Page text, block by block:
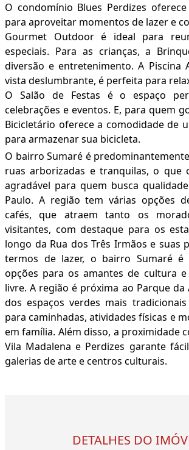
O condomínio Blues Perdizes
para aproveitar momentos de lazer e
Gourmet Outdoor é ideal para
especiais. Para as crianças, a
diversão e entretenimento. A Piscina
vista deslumbrante, é perfeita para
O Salão de Festas é o espaço
celebrações e eventos. E, para quem
Bicicletário oferece a comodidade de
para armazenar sua bicicleta.
O bairro Sumaré é
ruas arborizadas e tranquilas, o que
agradável para quem busca
Paulo. A região tem várias opções
cafés, que atraem tanto os
visitantes, com destaque para os
longo da Rua dos Três Irmãos e suas
termos de lazer, o bairro Sumaré é
opções para os amantes de cultura
livre. A região é próxima ao Parque da
dos espaços verdes mais
para caminhadas, atividades físicas e
em família. Além disso, a proximidade
Vila Madalena e Perdizes garante
galerias de arte e centros culturais.
DETALHES DO